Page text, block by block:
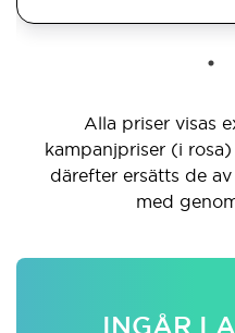
Alla priser visas
kampanjpriser (i
därefter ersätts de
med
INGÅR I